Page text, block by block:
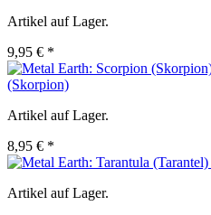
Artikel auf Lager.
9,95 € *
(Skorpion)
Artikel auf Lager.
8,95 € *
Artikel auf Lager.